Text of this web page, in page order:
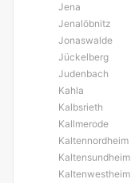
Jena
Jenalöbnitz
Jonaswalde
Jückelberg
Judenbach
Kahla
Kalbsrieth
Kallmerode
Kaltennordheim
Kaltensundheim
Kaltenwestheim